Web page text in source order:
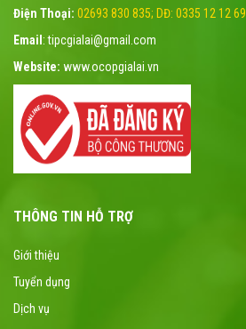
Điện Thoại: 02693 830 835; DĐ: 0335 12 12 69
Email : tipcgialai@gmail.com
Website: www.ocopgialai.vn
THÔNG TIN HỖ TRỢ
Giới thiệu
Tuyển dụng
Dịch vụ